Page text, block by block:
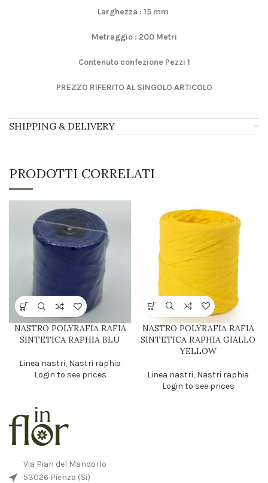
Larghezza : 15 mm
Metraggio : 200 Metri
Contenuto confezione Pezzi 1
PREZZO RIFERITO AL SINGOLO ARTICOLO
SHIPPING & DELIVERY
PRODOTTI CORRELATI
NASTRO POLYRAFIA RAFIA
SINTETICA RAPHIA BLU
Linea nastri, Nastri raphia
Login to see prices
NASTRO POLYRAFIA RAFIA
SINTETICA RAPHIA GIALLO
YELLOW
Linea nastri, Nastri raphia
Login to see prices
Via Pian del Mandorlo
53026 Pienza (Si)